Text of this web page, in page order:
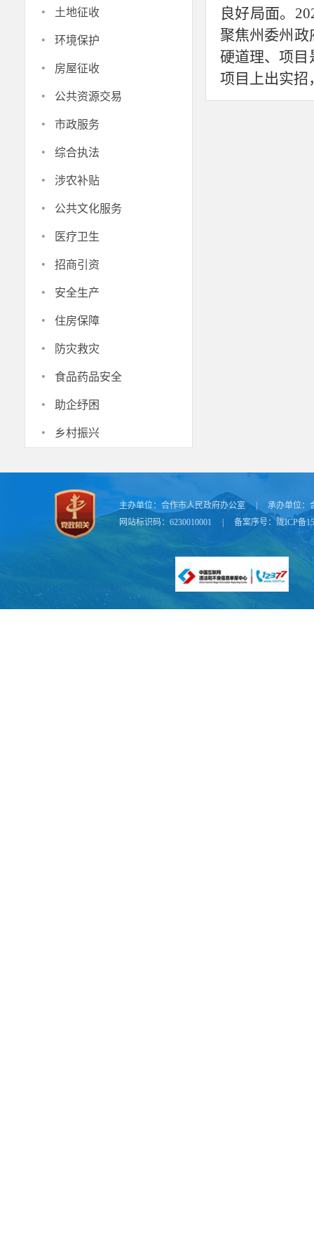
· 土地征收
· 环境保护
· 房屋征收
· 公共资源交易
· 市政服务
· 综合执法
· 涉农补贴
· 公共文化服务
· 医疗卫生
· 招商引资
· 安全生产
· 住房保障
· 防灾救灾
· 食品药品安全
· 助企纾困
· 乡村振兴
良好局面。
聚焦州委州政
硬道理、项目
项目上出实招
州委、
主办单位： 合作市人民政府办公室 承办单位：
网站标识码：6230010001
备案序号：陇ICP备